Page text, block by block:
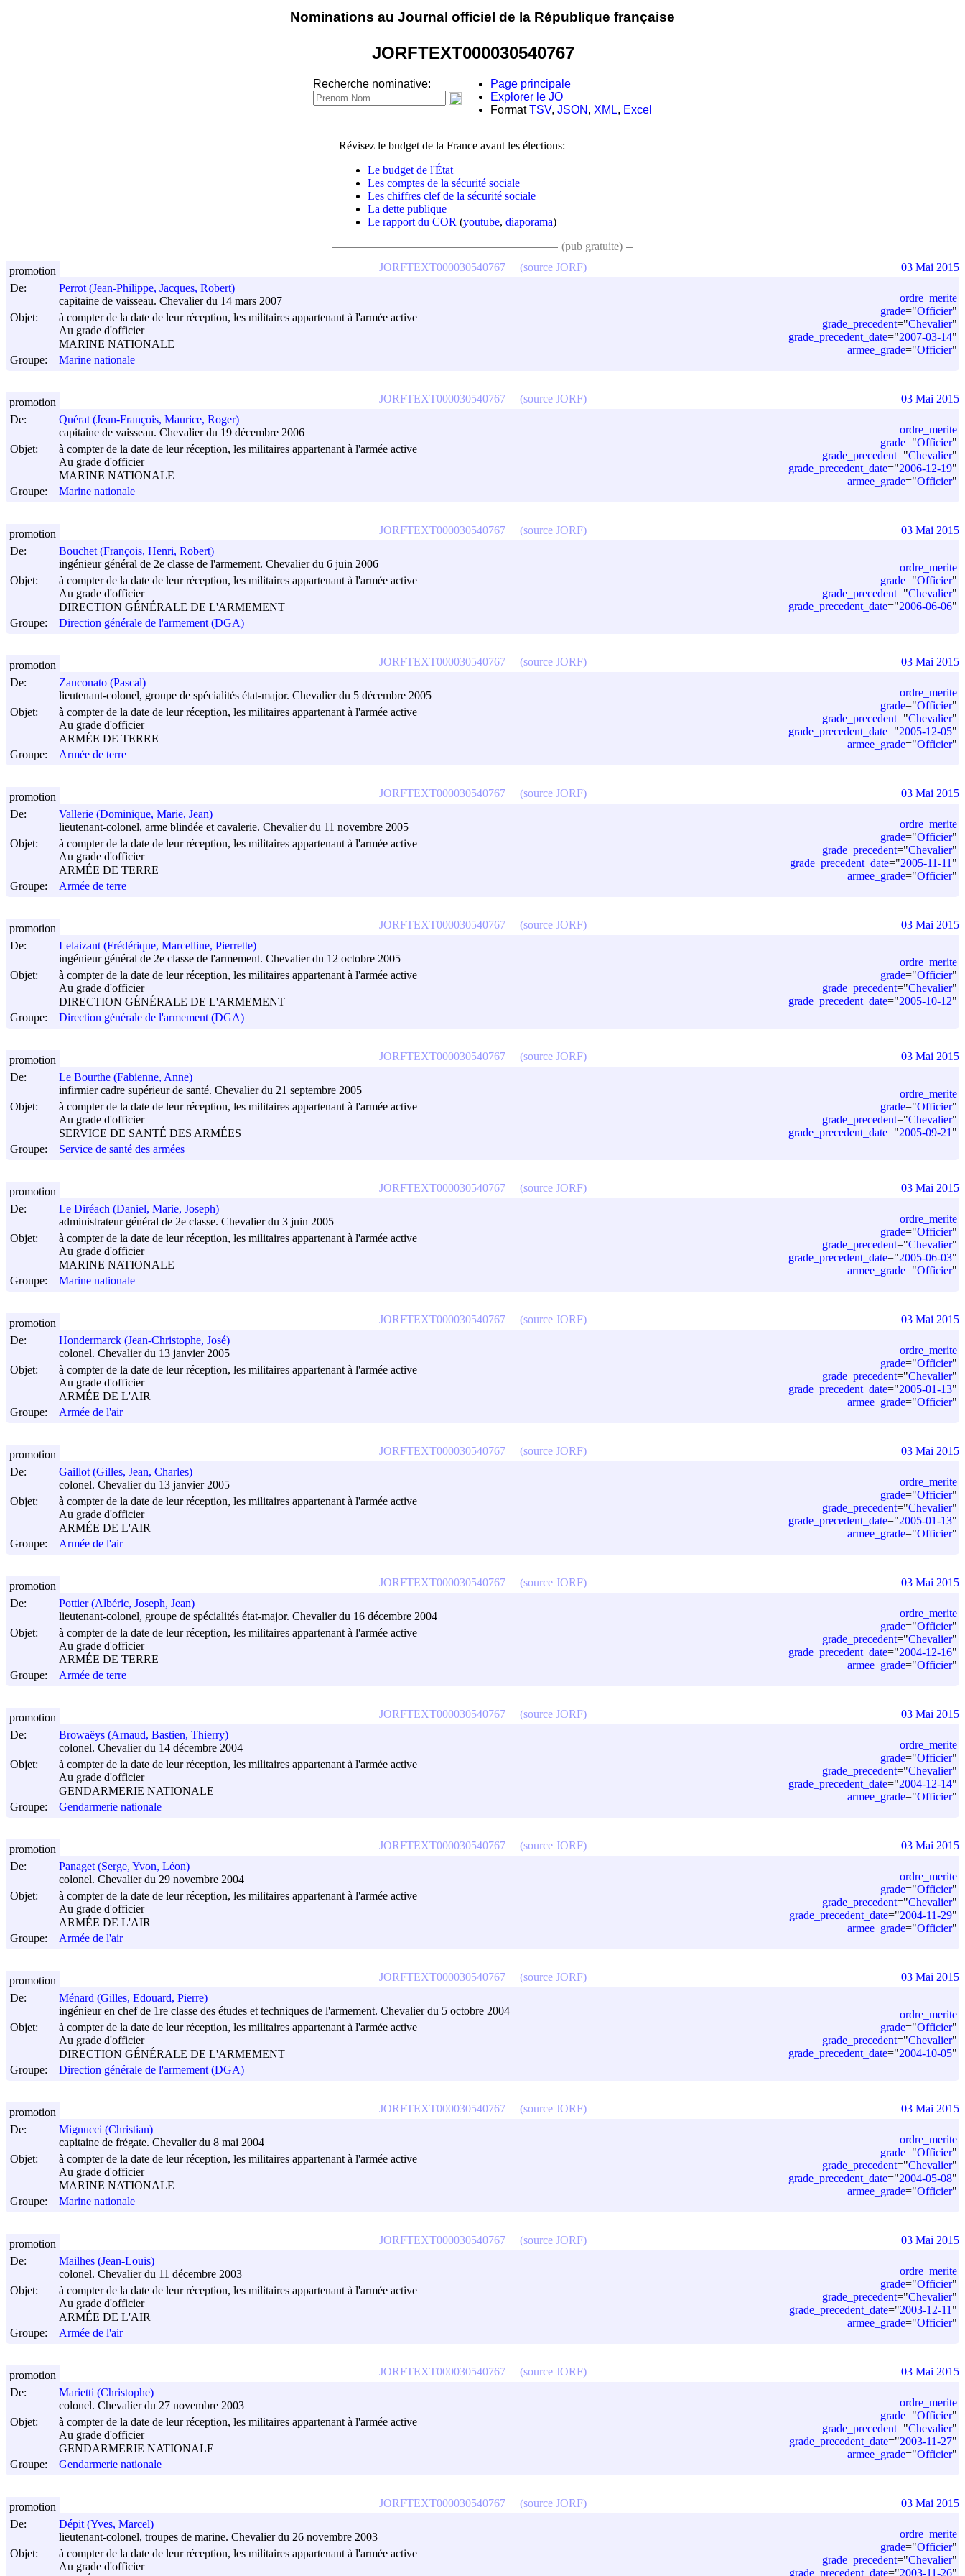
Nominations au Journal officiel de la République française
JORFTEXT000030540767
Recherche nominative:
Page principale
Explorer le JO
FormatTSV, JSON , XML, Excel
Révisez le budget de la France avant les élections:
Le budget de l'État
Les comptes de la sécurité sociale
Les chiffres clef de la sécurité sociale
La dette publique
Le rapport du COR (youtube, diaporama)
(pub gratuite)
De:
Perrot (Jean-Philippe, Jacques, Robert)
capitaine de vaisseau. Chevalier du 14 mars 2007
Objet:
à compter de la date de leur réception, les militaires appartenant à l'armée active
Au grade d'officier
MARINE NATIONALE
Groupe:
Marine nationale
ordre_merite
grade="Officier"
grade_precedent="Chevalier"
grade_precedent_date="2007-03-14"
armee_grade="Officier"
JORFTEXT000030540767 (source JORF)
promotion 03 Mai 2015
De:
Quérat (Jean-François, Maurice, Roger)
capitaine de vaisseau. Chevalier du 19 décembre 2006
Objet:
à compter de la date de leur réception, les militaires appartenant à l'armée active
Au grade d'officier
MARINE NATIONALE
Groupe:
Marine nationale
ordre_merite
grade="Officier"
grade_precedent="Chevalier"
grade_precedent_date="2006-12-19"
armee_grade="Officier"
JORFTEXT000030540767 (source JORF)
promotion 03 Mai 2015
De:
Bouchet (François, Henri, Robert)
ingénieur général de 2e classe de l'armement. Chevalier du 6 juin 2006
Objet:
à compter de la date de leur réception, les militaires appartenant à l'armée active
Au grade d'officier
DIRECTION GÉNÉRALE DE L'ARMEMENT
Groupe:
Direction générale de l'armement (DGA)
ordre_merite
grade="Officier"
grade_precedent="Chevalier"
grade_precedent_date="2006-06-06"
JORFTEXT000030540767 (source JORF)
promotion 03 Mai 2015
De:
Zanconato (Pascal)
lieutenant-colonel, groupe de spécialités état-major. Chevalier du 5 décembre 2005
Objet:
à compter de la date de leur réception, les militaires appartenant à l'armée active
Au grade d'officier
ARMÉE DE TERRE
Groupe:
Armée de terre
ordre_merite
grade="Officier"
grade_precedent="Chevalier"
grade_precedent_date="2005-12-05"
armee_grade="Officier"
JORFTEXT000030540767 (source JORF)
promotion 03 Mai 2015
De:
Vallerie (Dominique, Marie, Jean)
lieutenant-colonel, arme blindée et cavalerie. Chevalier du 11 novembre 2005
Objet:
à compter de la date de leur réception, les militaires appartenant à l'armée active
Au grade d'officier
ARMÉE DE TERRE
Groupe:
Armée de terre
ordre_merite
grade="Officier"
grade_precedent="Chevalier"
grade_precedent_date="2005-11-11 "
armee_grade="Officier"
JORFTEXT000030540767 (source JORF)
promotion 03 Mai 2015
De:
Lelaizant (Frédérique, Marcelline, Pierrette)
ingénieur général de 2e classe de l'armement. Chevalier du 12 octobre 2005
Objet:
à compter de la date de leur réception, les militaires appartenant à l'armée active
Au grade d'officier
DIRECTION GÉNÉRALE DE L'ARMEMENT
Groupe:
Direction générale de l'armement (DGA)
ordre_merite
grade="Officier"
grade_precedent="Chevalier"
grade_precedent_date="2005-10-12"
JORFTEXT000030540767 (source JORF)
promotion 03 Mai 2015
De:
Le Bourthe (Fabienne, Anne)
infirmier cadre supérieur de santé. Chevalier du 21 septembre 2005
Objet:
à compter de la date de leur réception, les militaires appartenant à l'armée active
Au grade d'officier
SERVICE DE SANTÉ DES ARMÉES
Groupe:
Service de santé des armées
ordre_merite
grade="Officier"
grade_precedent="Chevalier"
grade_precedent_date="2005-09-21 "
JORFTEXT000030540767 (source JORF)
promotion 03 Mai 2015
De:
Le Diréach (Daniel, Marie, Joseph)
administrateur général de 2e classe. Chevalier du 3 juin 2005
Objet:
à compter de la date de leur réception, les militaires appartenant à l'armée active
Au grade d'officier
MARINE NATIONALE
Groupe:
Marine nationale
ordre_merite
grade="Officier"
grade_precedent="Chevalier"
grade_precedent_date="2005-06-03"
armee_grade="Officier"
JORFTEXT000030540767 (source JORF)
promotion 03 Mai 2015
De:
Hondermarck (Jean-Christophe, José)
colonel. Chevalier du 13 janvier 2005
Objet:
à compter de la date de leur réception, les militaires appartenant à l'armée active
Au grade d'officier
ARMÉE DE L'AIR
Groupe:
Armée de l'air
ordre_merite
grade="Officier"
grade_precedent="Chevalier"
grade_precedent_date="2005-01-13"
armee_grade="Officier"
JORFTEXT000030540767 (source JORF)
promotion 03 Mai 2015
De:
Gaillot (Gilles, Jean, Charles)
colonel. Chevalier du 13 janvier 2005
Objet:
à compter de la date de leur réception, les militaires appartenant à l'armée active
Au grade d'officier
ARMÉE DE L'AIR
Groupe:
Armée de l'air
ordre_merite
grade="Officier"
grade_precedent="Chevalier"
grade_precedent_date="2005-01-13"
armee_grade="Officier"
JORFTEXT000030540767 (source JORF)
promotion 03 Mai 2015
De:
Pottier (Albéric, Joseph, Jean)
lieutenant-colonel, groupe de spécialités état-major. Chevalier du 16 décembre 2004
Objet:
à compter de la date de leur réception, les militaires appartenant à l'armée active
Au grade d'officier
ARMÉE DE TERRE
Groupe:
Armée de terre
ordre_merite
grade="Officier"
grade_precedent="Chevalier"
grade_precedent_date="2004-12-16"
armee_grade="Officier"
JORFTEXT000030540767 (source JORF)
promotion 03 Mai 2015
De:
Browaëys (Arnaud, Bastien, Thierry)
colonel. Chevalier du 14 décembre 2004
Objet:
à compter de la date de leur réception, les militaires appartenant à l'armée active
Au grade d'officier
GENDARMERIE NATIONALE
Groupe:
Gendarmerie nationale
ordre_merite
grade="Officier"
grade_precedent="Chevalier"
grade_precedent_date="2004-12-14"
armee_grade="Officier"
JORFTEXT000030540767 (source JORF)
promotion 03 Mai 2015
De:
Panaget (Serge, Yvon, Léon)
colonel. Chevalier du 29 novembre 2004
Objet:
à compter de la date de leur réception, les militaires appartenant à l'armée active
Au grade d'officier
ARMÉE DE L'AIR
Groupe:
Armée de l'air
ordre_merite
grade="Officier"
grade_precedent="Chevalier"
grade_precedent_date="2004-11-29"
armee_grade="Officier"
JORFTEXT000030540767 (source JORF)
promotion 03 Mai 2015
De:
Ménard (Gilles, Edouard, Pierre)
ingénieur en chef de 1re classe des études et techniques de l'armement. Chevalier du 5 octobre 2004
Objet:
à compter de la date de leur réception, les militaires appartenant à l'armée active
Au grade d'officier
DIRECTION GÉNÉRALE DE L'ARMEMENT
Groupe:
Direction générale de l'armement (DGA)
ordre_merite
grade="Officier"
grade_precedent="Chevalier"
grade_precedent_date="2004-10-05"
JORFTEXT000030540767 (source JORF)
promotion 03 Mai 2015
De:
Mignucci (Christian)
capitaine de frégate. Chevalier du 8 mai 2004
Objet:
à compter de la date de leur réception, les militaires appartenant à l'armée active
Au grade d'officier
MARINE NATIONALE
Groupe:
Marine nationale
ordre_merite
grade="Officier"
grade_precedent="Chevalier"
grade_precedent_date="2004-05-08"
armee_grade="Officier"
JORFTEXT000030540767 (source JORF)
promotion 03 Mai 2015
De:
Mailhes (Jean-Louis)
colonel. Chevalier du 11 décembre 2003
Objet:
à compter de la date de leur réception, les militaires appartenant à l'armée active
Au grade d'officier
ARMÉE DE L'AIR
Groupe:
Armée de l'air
ordre_merite
grade="Officier"
grade_precedent="Chevalier"
grade_precedent_date="2003-12-11 "
armee_grade="Officier"
JORFTEXT000030540767 (source JORF)
promotion 03 Mai 2015
De:
Marietti (Christophe)
colonel. Chevalier du 27 novembre 2003
Objet:
à compter de la date de leur réception, les militaires appartenant à l'armée active
Au grade d'officier
GENDARMERIE NATIONALE
Groupe:
Gendarmerie nationale
ordre_merite
grade="Officier"
grade_precedent="Chevalier"
grade_precedent_date="2003-11-27"
armee_grade="Officier"
JORFTEXT000030540767 (source JORF)
promotion 03 Mai 2015
De:
Dépit (Yves, Marcel)
lieutenant-colonel, troupes de marine. Chevalier du 26 novembre 2003
Objet:
à compter de la date de leur réception, les militaires appartenant à l'armée active
Au grade d'officier
ordre_merite
grade="Officier"
grade_precedent="Chevalier"
grade_precedent_date="2003-11-26"
JORFTEXT000030540767 (source JORF)
promotion 03 Mai 2015